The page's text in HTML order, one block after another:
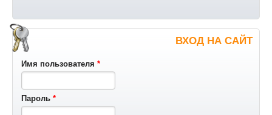
ВХОД НА САЙТ
Имя пользователя *
Пароль *